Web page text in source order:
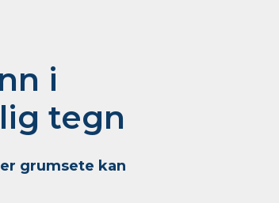
i
tegn
grumsete kan